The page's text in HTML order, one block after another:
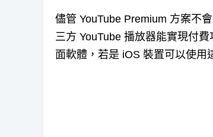
儘管 YouTube Premium 方案不
三方 YouTube 播放器能實現付費
面軟體，若是 iOS 裝置可以使用